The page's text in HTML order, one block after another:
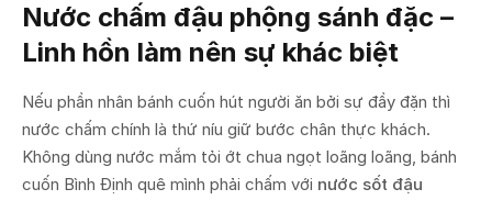
Nước chấm đậu phộng sánh đặc –
Linh hồn làm nên sự khác biệt
Nếu phần nhân bánh cuốn hút người ăn bởi sự đầy đặn thì
nước chấm chính là thứ níu giữ bước chân thực khách.
Không dùng nước mắm tỏi ớt chua ngọt loãng loãng, bánh
cuốn Bình Định quê mình phải chấm với nước sốt đậu